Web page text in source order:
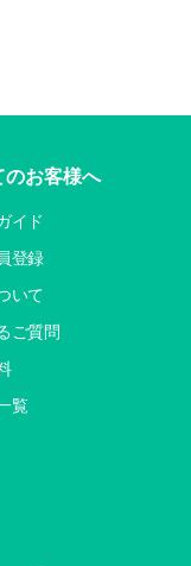
のお客様へ
イド
登録
いて
ご質問
覧